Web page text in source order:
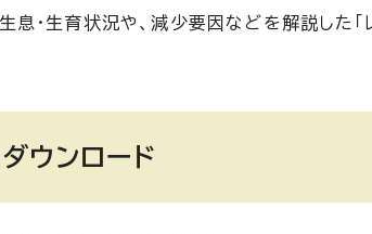
・生育状況や、減少要因などを解説した「
ウンロード